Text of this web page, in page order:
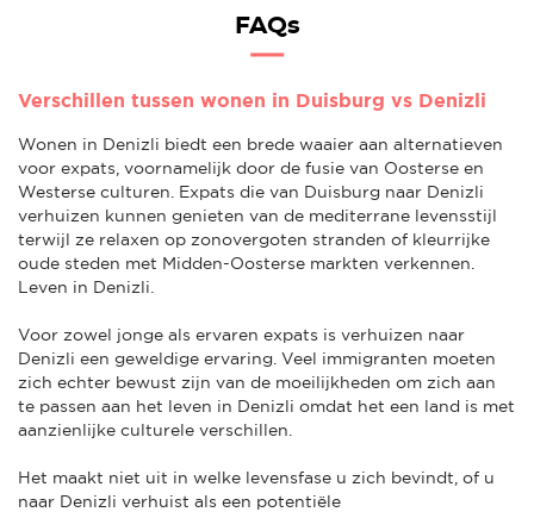
FAQs
Verschillen tussen wonen in Duisburg vs Denizli
Wonen in Denizli biedt een brede waaier aan alternatieven
voor expats, voornamelijk door de fusie van Oosterse en
Westerse culturen. Expats die van Duisburg naar Denizli
verhuizen kunnen genieten van de mediterrane levensstijl
terwijl ze relaxen op zonovergoten stranden of kleurrijke
oude steden met Midden-Oosterse markten verkennen.
Leven in Denizli.
Voor zowel jonge als ervaren expats is verhuizen naar
Denizli een geweldige ervaring. Veel immigranten moeten
zich echter bewust zijn van de moeilijkheden om zich aan
te passen aan het leven in Denizli omdat het een land is met
aanzienlijke culturele verschillen.
Het maakt niet uit in welke levensfase u zich bevindt, of u
naar Denizli verhuist als een potentiële